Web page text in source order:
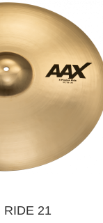
RIDE 21